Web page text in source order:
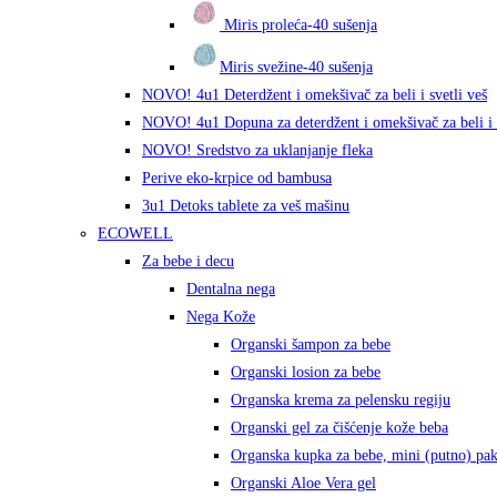
Miris proleća-40 sušenja
Miris svežine-40 sušenja
NOVO! 4u1 Deterdžent i omekšivač za beli i svetli veš
NOVO! 4u1 Dopuna za deterdžent i omekšivač za beli i
NOVO! Sredstvo za uklanjanje fleka
Perive eko-krpice od bambusa
3u1 Detoks tablete za veš mašinu
ECOWELL
Za bebe i decu
Dentalna nega
Nega Kože
Organski šampon za bebe
Organski losion za bebe
Organska krema za pelensku regiju
Organski gel za čišćenje kože beba
Organska kupka za bebe, mini (putno)
Organski Aloe Vera gel